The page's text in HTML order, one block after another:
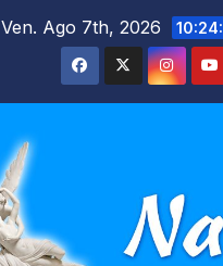
Ven. Ago 7th, 2026